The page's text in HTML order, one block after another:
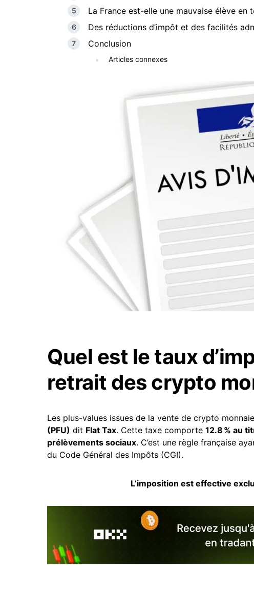
La France est-elle une mauvaise élève en
Des réductions d’impôt et des facilités
Conclusion
Articles connexes
Quel est le taux
retrait des crypto
Les plus-values issues de la vente de crypto
(PFU) dit Flat Tax. Cette taxe comporte 12.8 % au
prélèvements sociaux. C’est une règle française
du Code Général des Impôts (CGI).
L’imposition est effective